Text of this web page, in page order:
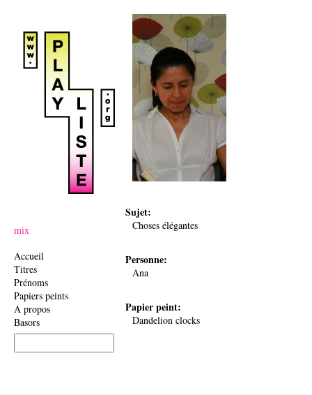
Sujet:
Choses élégantes
Personne:
Ana
Papier peint:
Dandelion clocks
mix
Accueil
Titres
Prénoms
Papiers peints
A propos
Basors